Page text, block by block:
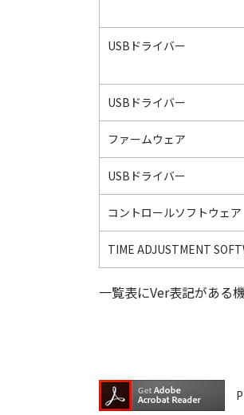
USBドライバー
USBドライバー
ファームウェア
USBドライバー
コントロールソフトウェア
TIME ADJUSTMENT
一覧表にVer表記がある